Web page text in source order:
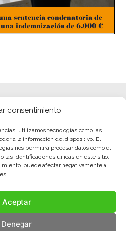
consentimiento
utilizamos tecnologías como las
a la información del dispositivo. El
nos permitirá procesar datos como el
las identificaciones únicas en este sitio.
puede afectar negativamente a
Aceptar
Denegar